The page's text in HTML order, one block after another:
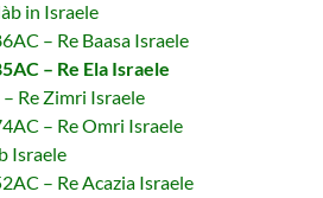
in Israele
– Re Baasa Israele
– Re Ela Israele
Re Zimri Israele
– Re Omri Israele
Israele
– Re Acazia Israele